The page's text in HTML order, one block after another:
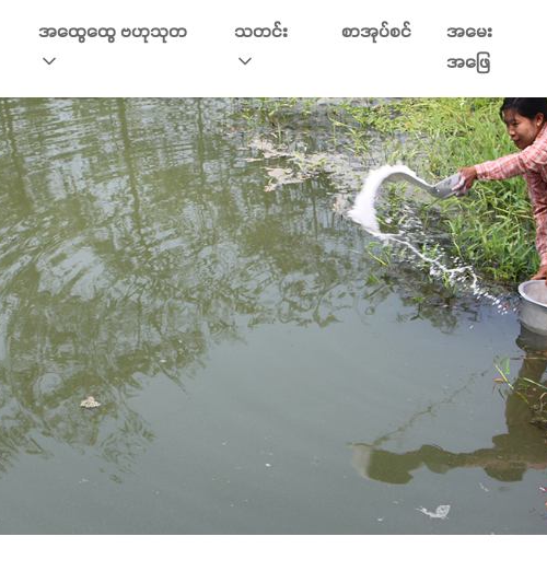
အထွေထွေ ဗဟုသုတ သတင်း စာအုပ်စင်
အမေး
အဖြေ